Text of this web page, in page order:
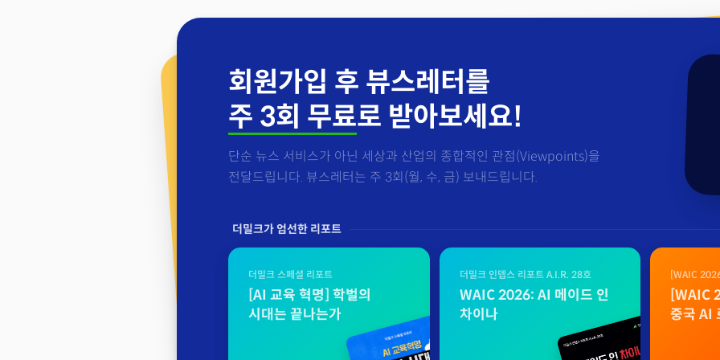
회원가입 후 뷰스레터를
주 3회 무료로 받아보세요!
단순 뉴스 서비스가 아닌 세상과 산업의 종합적인 관점(Viewpoints)을
전달드립니다. 뷰스레터는 주 3회(월, 수, 금) 보내드립니다.
더밀크가 엄선한 리포트
더밀크 스페셜 리포트
[AI 교육 혁명] 학벌의
시대는 끝나는가
더밀크 인뎁스 리포트 A.I.R. 28호
WAIC 2026: AI 메이드 인
차이나
[WAIC
자료
[WAIC
중국 AI